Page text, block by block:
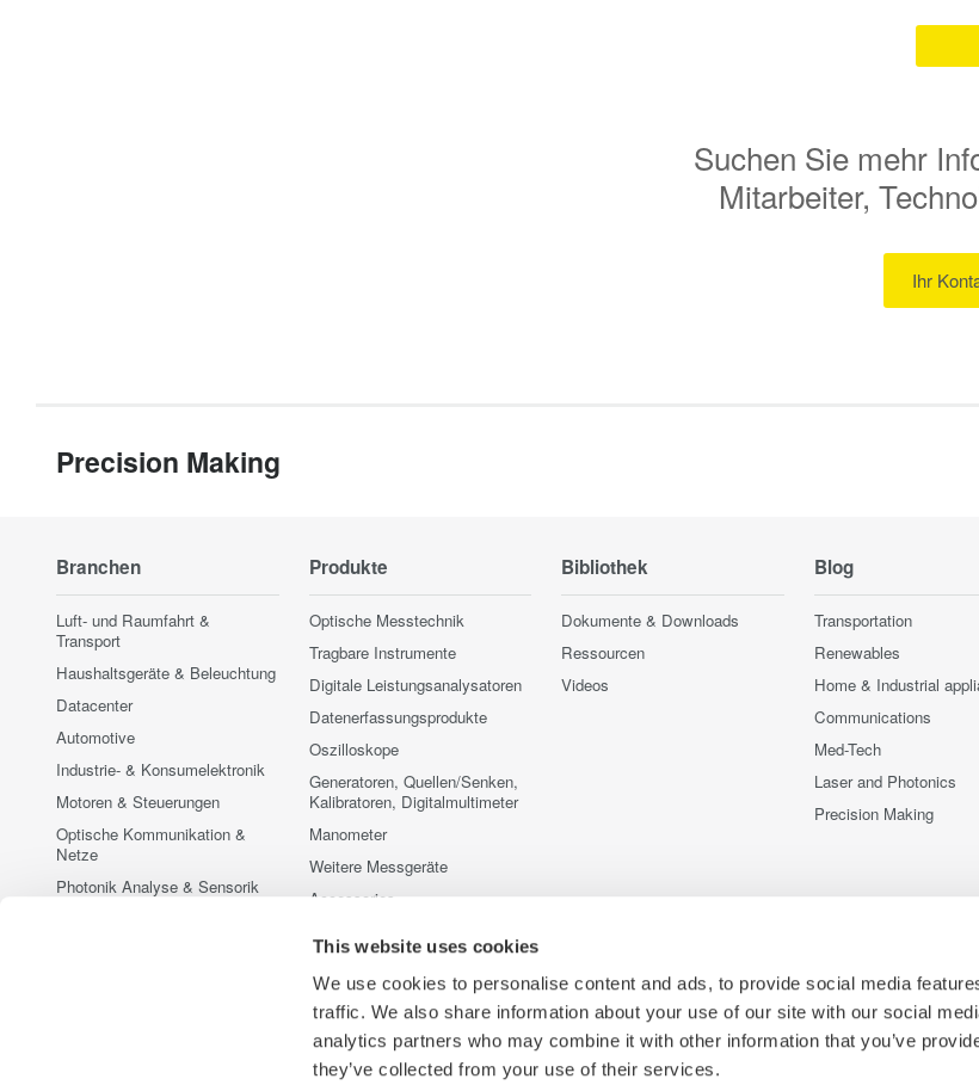
This website uses cookies
We use cookies to personalise content and ads, to provide social media
traffic. We also share information about your use of our site with our social
analytics partners who may combine it with other information that you’ve
they’ve collected from your use of their services.
Suchen Sie mehr
Mitarbeiter,
Ihr
Precision Making
Branchen
Luft- und Raumfahrt &
Transport
Haushaltsgeräte & Beleuchtung
Datacenter
Automotive
Industrie- & Konsumelektronik
Motoren & Steuerungen
Optische Kommunikation &
Netze
Photonik Analyse & Sensorik
Produkte
Optische Messtechnik
Tragbare Instrumente
Digitale Leistungsanalysatoren
Datenerfassungsprodukte
Oszilloskope
Generatoren, Quellen/Senken,
Kalibratoren, Digitalmultimeter
Manometer
Weitere Messgeräte
Accessories
Sonderkonditionen
Eingestellte Produkte
Bibliothek
Dokumente & Downloads
Ressourcen
Videos
Blog
Transportation
Renewables
Home & Industrial
Communications
Med-Tech
Laser and Photonics
Precision Making